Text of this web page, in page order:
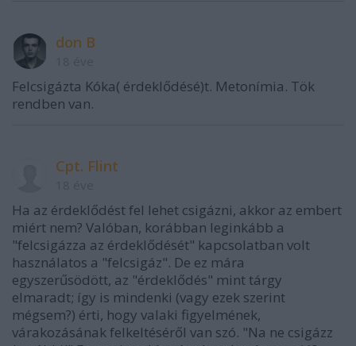
don B
Felcsigázta Kóka( érdeklődésé)t. Metonímia. Tök
rendben van.
Cpt. Flint
Ha az érdeklődést fel lehet csigázni, akkor az embert
miért nem? Valóban, korábban leginkább a
"felcsigázza az érdeklődését" kapcsolatban volt
használatos a "felcsigáz". De ez mára
egyszerűsödött, az "érdeklődés" mint tárgy
elmaradt; így is mindenki (vagy ezek szerint
mégsem?) érti, hogy valaki figyelmének,
várakozásának felkeltéséről van szó. "Na ne csigázz